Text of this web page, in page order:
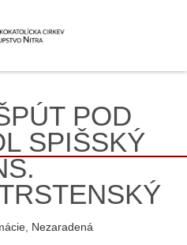
POD
SPIŠSKÝ
Nezaradená